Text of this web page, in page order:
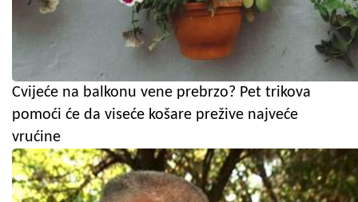
Cvijeće na balkonu vene prebrzo? Pet trikova
pomoći će da viseće košare prežive najveće
vrućine